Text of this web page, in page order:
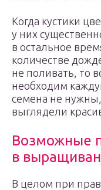
Когда кустики
у них
в остальное
количестве
не поливать, то
необходим
семена не
выглядели
Возможные
в
В целом при